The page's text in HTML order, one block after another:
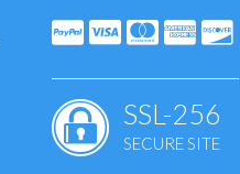
SSL-256
SECURE SITE